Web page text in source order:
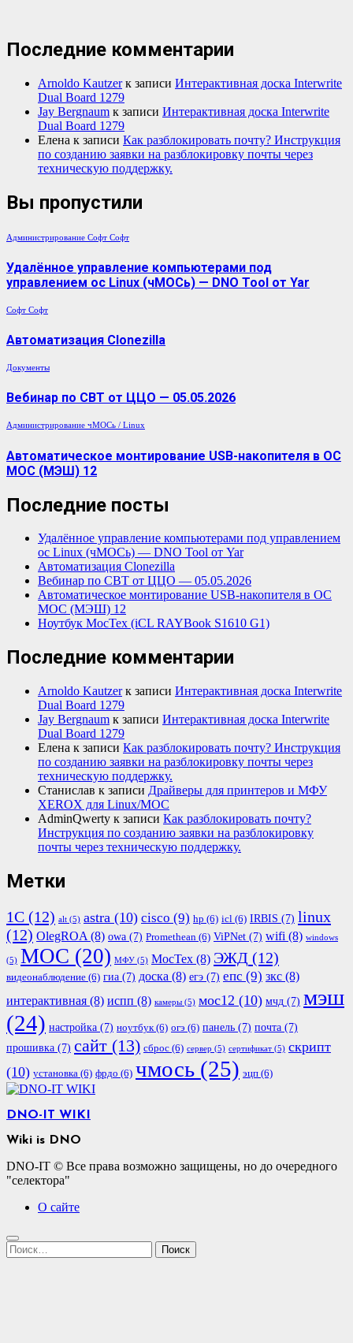
Последние комментарии
Arnoldo Kautzerк записи Интерактивная доска Interwrite
Dual Board 1279
Jay Bergnaum к записи Интерактивная доска Interwrite
Dual Board 1279
Елена к записи Как разблокировать почту? Инструкция
по созданию заявки на разблокировку почты через
техническую поддержку.
Вы пропустили
Администрирование Софт Софт
Удалённое управление компьютерами под
управлением ос Linux (чМОСь) — DNO Tool от Yar
Софт Софт
Автоматизация Clonezilla
Документы
Вебинар по СВТ от ЦЦО — 05.05.2026
Администрирование чМОСь / Linux
Автоматическое монтирование USB-накопителя в ОС
МОС (МЭШ) 12
Последние посты
Удалённое управление компьютерами под управлением
ос Linux (чМОСь) — DNO Tool от Yar
Автоматизация Clonezilla
Вебинар по СВТ от ЦЦО — 05.05.2026
Автоматическое монтирование USB-накопителя в ОС
МОС (МЭШ) 12
Ноутбук МосТех (iCL RAYBook S1610 G1)
Последние комментарии
Arnoldo Kautzerк записи Интерактивная доска Interwrite
Dual Board 1279
Jay Bergnaum к записи Интерактивная доска Interwrite
Dual Board 1279
Елена к записи Как разблокировать почту? Инструкция
по созданию заявки на разблокировку почты через
техническую поддержку.
Станислав к записи Драйверы для принтеров и МФУ
XEROX для Linux/МОС
AdminQwerty к записи Как разблокировать почту?
Инструкция по созданию заявки на разблокировку
почты через техническую поддержку.
Метки
1С (12) alt (5) astra (10) cisco (9) hp (6) icl (6) IRBIS (7) linux
(12) OlegROA (8) owa (7) Promethean (6) ViPNet (7) wifi (8) windows
(5) МОС (20) МФУ (5) МосТех (8) ЭЖД (12)
видеонаблюдение (6) гиа (7) доска (8) егэ (7) епс (9) зкс (8)
интерактивная (8) испп (8) камеры (5) мос12 (10) мчд (7) мэш
(24) настройка (7) ноутбук(6) огэ (6) панель (7) почта (7)
прошивка (7) сайт (13) сброс (6) сервер (5) сертификат (5) скрипт
(10) установка (6) фрдо (6) чмось (25) эцп (6)
DNO-IT WIKI
Wiki is DNO
DNO-IT © Все права возможно защищены, но до очередного
"селектора"
О сайте
Найти: